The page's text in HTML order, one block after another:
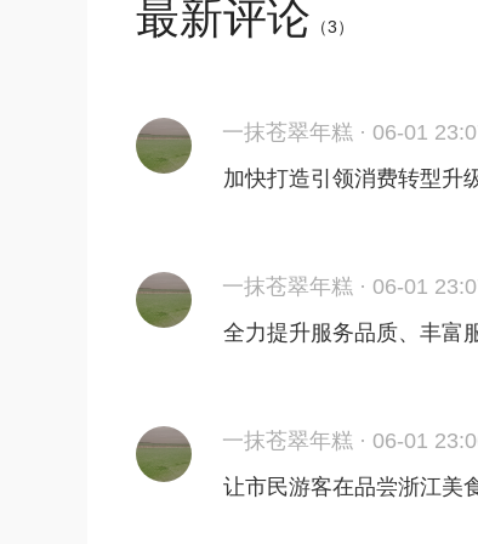
最新评论 （3）
一抹苍翠年糕 · 06-01
加快打造引领消费转型升
一抹苍翠年糕 · 06-01
全力提升服务品质、丰富
一抹苍翠年糕 · 06-01
让市民游客在品尝浙江美